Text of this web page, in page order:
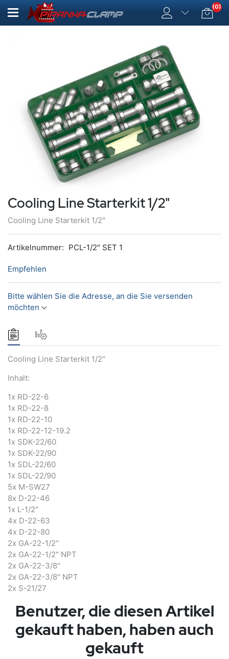
(0)
Cooling Line Starterkit 1/2"
Cooling Line Starterkit 1/2"
Artikelnummer: PCL-1/2" SET 1
Empfehlen
Bitte wählen Sie die Adresse, an die Sie versenden
möchten
Cooling Line Starterkit 1/2"
Inhalt:
1x RD-22-6
1x RD-22-8
1x RD-22-10
1x RD-22-12-19.2
1x SDK-22/60
1x SDK-22/90
1x SDL-22/60
1x SDL-22/90
5x M-SW27
8x D-22-46
1x L-1/2"
4x D-22-63
4x D-22-80
2x GA-22-1/2"
2x GA-22-1/2" NPT
2x GA-22-3/8"
2x GA-22-3/8" NPT
2x S-21/27
Benutzer, die diesen Artikel
gekauft haben, haben auch
gekauft